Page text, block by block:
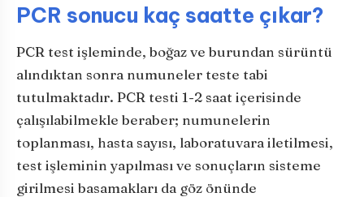
PCR sonucu kaç saatte çıkar?
PCR test işleminde, boğaz ve burundan sürüntü
alındıktan sonra numuneler teste tabi
tutulmaktadır. PCR testi 1-2 saat içerisinde
çalışılabilmekle beraber; numunelerin
toplanması, hasta sayısı, laboratuvara iletilmesi,
test işleminin yapılması ve sonuçların sisteme
girilmesi basamakları da göz önünde